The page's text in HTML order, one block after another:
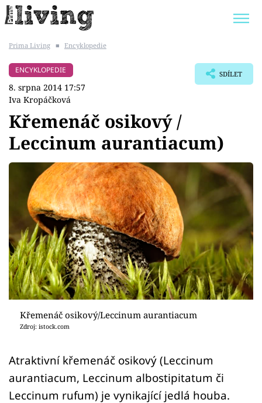
BYDLENÍ SLAVNÝCH
Témata
Bydlení
Zahrada
Design
Sledujte prima+
Přihlášení
Prima Living ■ Encyklopedie
ENCYKLOPEDIE
8. srpna 2014 17:57
Iva Kropáčková
SDÍLET
Křemenáč osikový /
Leccinum aurantiacum)
Křemenáč osikový/Leccinum aurantiacum
Zdroj: istock.com
Atraktivní křemenáč osikový (Leccinum
aurantiacum, Leccinum albostipitatum či
Leccinum rufum) je vynikající jedlá houba.